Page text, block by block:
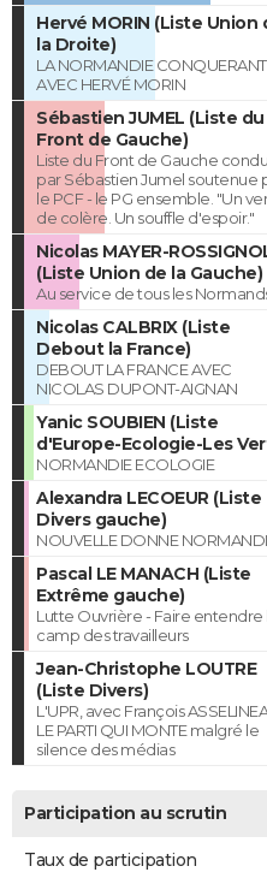
Hervé MORIN (Liste Union
la Droite)
LA NORMANDIE
AVEC HERVÉ MORIN
Sébastien JUMEL (Liste du
Front de Gauche)
Liste du Front de Gauche
par Sébastien Jumel soutenue
le PCF - le PG ensemble. "Un
de colère. Un souffle d'espoir."
Nicolas MAYER-
(Liste Union de la Gauche)
Au service de tous les
Nicolas CALBRIX (Liste
Debout la France)
DEBOUT LA FRANCE AVEC
NICOLAS DUPONT-AIGNAN
Yanic SOUBIEN (Liste
d'Europe-Ecologie-Les
NORMANDIE ECOLOGIE
Alexandra LECOEUR (Liste
Divers gauche)
NOUVELLE DONNE
Pascal LE MANACH (Liste
Extrême gauche)
Lutte Ouvrière - Faire entendre
camp des travailleurs
Jean-Christophe LOUTRE
(Liste Divers)
L'UPR, avec François
LE PARTI QUI MONTE malgré le
silence des médias
Participation au scrutin
Taux de participation